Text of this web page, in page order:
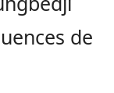
de